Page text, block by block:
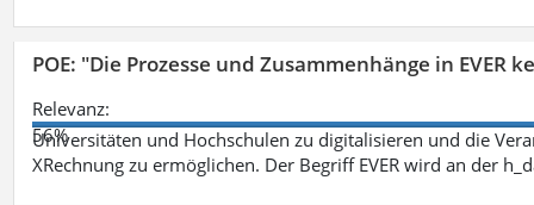
POE: "Die Prozesse und Zusammenhänge in EVER
Relevanz:
56%
Universitäten und Hochschulen zu digitalisieren und die
XRechnung zu ermöglichen. Der Begriff EVER wird an der